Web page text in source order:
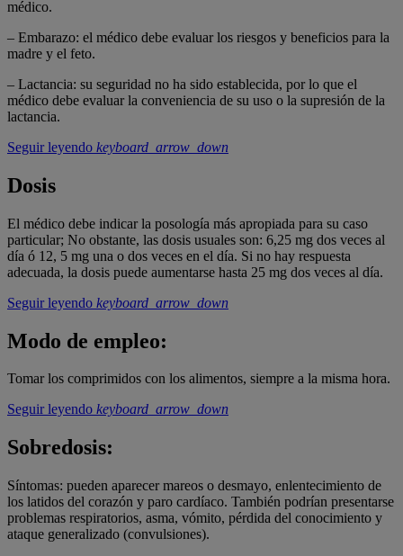
médico.
– Embarazo: el médico debe evaluar los riesgos y beneficios para la
madre y el feto.
– Lactancia: su seguridad no ha sido establecida, por lo que el
médico debe evaluar la conveniencia de su uso o la supresión de la
lactancia.
Seguir leyendo keyboard_arrow_down
Dosis
El médico debe indicar la posología más apropiada para su caso
particular; No obstante, las dosis usuales son: 6,25 mg dos veces al
día ó 12, 5 mg una o dos veces en el día. Si no hay respuesta
adecuada, la dosis puede aumentarse hasta 25 mg dos veces al día.
Seguir leyendo keyboard_arrow_down
Modo de empleo:
Tomar los comprimidos con los alimentos, siempre a la misma hora.
Seguir leyendo keyboard_arrow_down
Sobredosis:
Síntomas: pueden aparecer mareos o desmayo, enlentecimiento de
los latidos del corazón y paro cardíaco. También podrían presentarse
problemas respiratorios, asma, vómito, pérdida del conocimiento y
ataque generalizado (convulsiones).